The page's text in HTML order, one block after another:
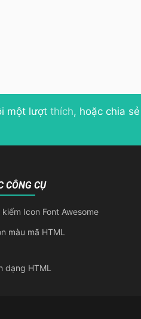
một lượt thích, hoặc chia sẻ
CÔNG CỤ
kiếm Icon Font Awesome
màu mã HTML
dạng HTML